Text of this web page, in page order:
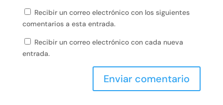
Recibir un correo electrónico con los siguientes
comentarios a esta entrada.
Recibir un correo electrónico con cada nueva
entrada.